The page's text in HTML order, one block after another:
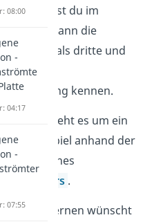
lernst du im
Video dann die
als dritte und
der
kennen.
Video geht es um ein
anhand der
eines
.
beim Lernen wünscht
08:00
-
04:17
-
07:55